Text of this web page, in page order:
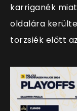
karriganék
oldalára
torzsiék előtt